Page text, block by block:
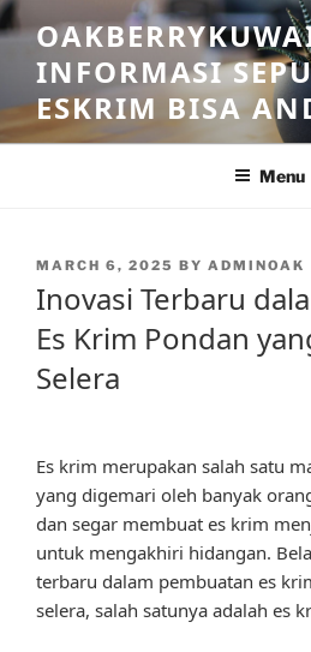
Skip
to
contentINFORMASI
ESKRIM BISA
Menu
POSTED
MARCH 6, 2025 BY ADMINOAK
Inovasi Terbaru
Es Krim Pondan
Selera
Es krim merupakan salah satu
yang digemari oleh banyak
dan segar membuat es krim
untuk mengakhiri hidangan.
terbaru dalam pembuatan es
selera, salah satunya adalah es